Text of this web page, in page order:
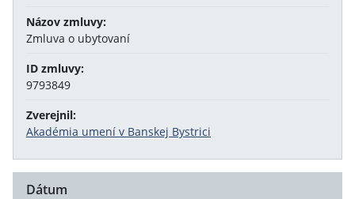
Názov zmluvy:
Zmluva o ubytovaní
ID zmluvy:
9793849
Zverejnil:
Akadémia umení v Banskej Bystrici
Dátum